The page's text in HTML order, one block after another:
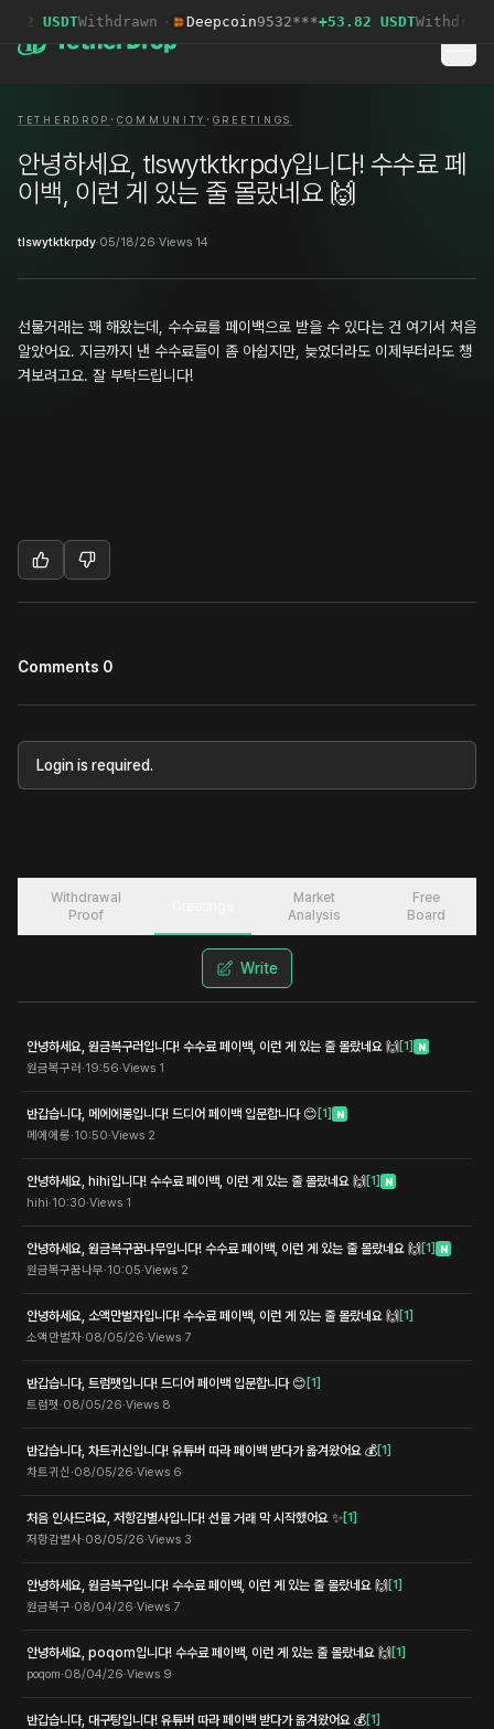
USDTWithdrawn · Deepcoin9532***+53.82 USDTWithdrawn
TETHERDROP · COMMUNITY · GREETINGS
안녕하세요, tlswytktkrpdy입니다! 수수료 페
이백, 이런 게 있는 줄 몰랐네요 🙌
tlswytktkrpdy·05/18/26·Views 14
선물거래는 꽤 해왔는데, 수수료를 페이백으로 받을 수 있다는 건 여기서 처음
알았어요. 지금까지 낸 수수료들이 좀 아쉽지만, 늦었더라도 이제부터라도 챙
겨보려고요. 잘 부탁드립니다!
Comments 0
Login is required.
Withdrawal
Proof
Market
Analysis
Free
Board
Write
안녕하세요, 원금복구러입니다! 수수료 페이백, 이런 게 있는 줄 몰랐네요 🙌 [1] N
원금복구러·19:56·Views 1
반갑습니다, 메에에롱입니다! 드디어 페이백 입문합니다 😊 [1] N
메에에롱·10:50·Views 2
안녕하세요, hihi입니다! 수수료 페이백, 이런 게 있는 줄 몰랐네요 🙌 [1] N
hihi·10:30·Views 1
안녕하세요, 원금복구꿈나무입니다! 수수료 페이백, 이런 게 있는 줄 몰랐네요 🙌 [1] N
원금복구꿈나무·10:05·Views 2
안녕하세요, 소액만벌자입니다! 수수료 페이백, 이런 게 있는 줄 몰랐네요 🙌 [1]
소액만벌자·08/05/26·Views 7
반갑습니다, 트럼펫입니다! 드디어 페이백 입문합니다 😊 [1]
트럼펫 ·08/05/26·Views 8
반갑습니다, 차트귀신입니다! 유튜버 따라 페이백 받다가 옮겨왔어요 💰[1]
차트귀신 ·08/05/26·Views 6
처음 인사드려요, 저항감별사입니다! 선물 거래 막 시작했어요 ✨ [1]
저항감별사·08/05/26·Views 3
안녕하세요, 원금복구입니다! 수수료 페이백, 이런 게 있는 줄 몰랐네요 🙌 [1]
원금복구·08/04/26·Views 7
안녕하세요, poqom입니다! 수수료 페이백, 이런 게 있는 줄 몰랐네요 🙌 [1]
poqom·08/04/26·Views 9
반갑습니다, 대구탕입니다! 유튜버 따라 페이백 받다가 옮겨왔어요 💰[1]